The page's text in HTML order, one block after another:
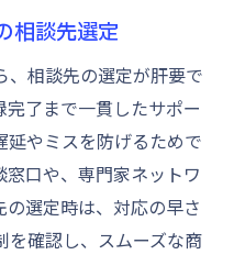
相談先選定
、相談先の選定が肝要で
了まで一貫したサポー
延やミスを防げるためで
口や、専門家ネットワ
選定時は、対応の早さ
を確認し、スムーズな商